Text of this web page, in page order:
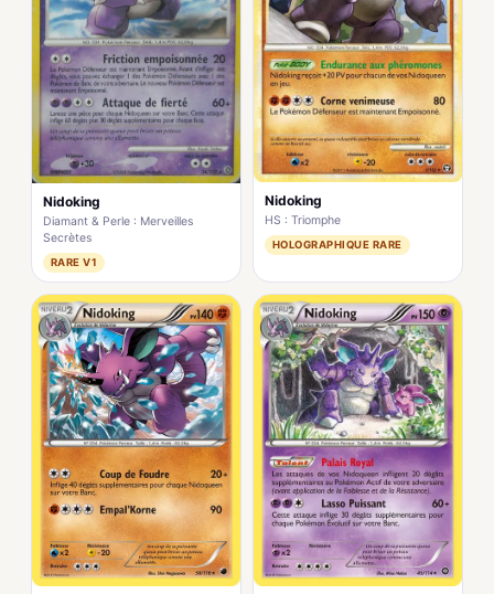
Nidoking
Diamant & Perle : Merveilles
Secrètes
RARE V1
Nidoking
HS : Triomphe
HOLOGRAPHIQUE RARE